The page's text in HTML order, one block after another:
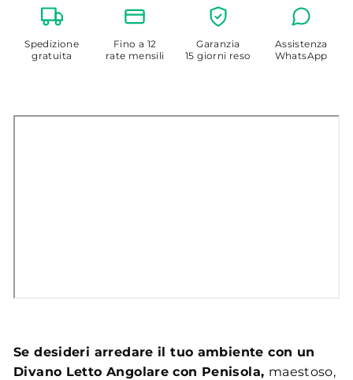
Spedizione
gratuita
Fino a 12
rate mensili
Garanzia
15 giorni reso
Assistenza
WhatsApp
Se desideri arredare il tuo ambiente con un
Divano Letto Angolare con Penisola, maestoso,